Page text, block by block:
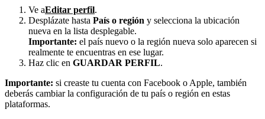
Ve aEditar perfil.
Desplázate hasta País o región y selecciona la ubicación
nueva en la lista desplegable.
Importante: el país nuevo o la región nueva solo aparecen si
realmente te encuentras en ese lugar.
Haz clic en GUARDAR PERFIL.
Importante: si creaste tu cuenta con Facebook o Apple, también
deberás cambiar la configuración de tu país o región en estas
plataformas.